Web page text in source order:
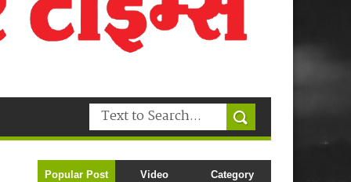
Popular Post Video Category